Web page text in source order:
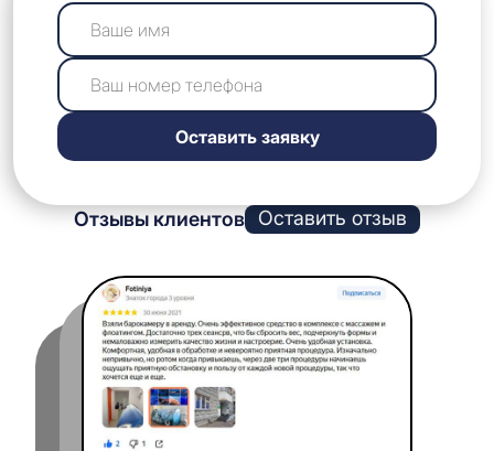
Отзывы клиентов Оставить отзыв